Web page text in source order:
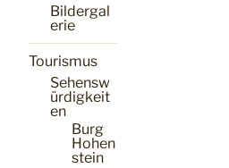
Bildergal
erie
Tourismus
Sehensw
ürdigkeit
en
Burg
Hohen
stein